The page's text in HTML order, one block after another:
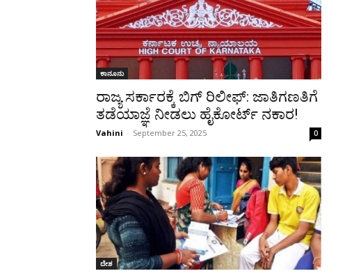
ಕಾನೂನು
ರಾಜ್ಯ ಸರ್ಕಾರಕ್ಕೆ ಬಿಗ್ ರಿಲೀಫ್: ಜಾತಿಗಣತಿಗೆ
ತಡೆಯಾಜ್ಞೆ ನೀಡಲು ಹೈಕೋರ್ಟ್ ನಕಾರ!
Vahini - September 25, 2025 0
ದೇಶ